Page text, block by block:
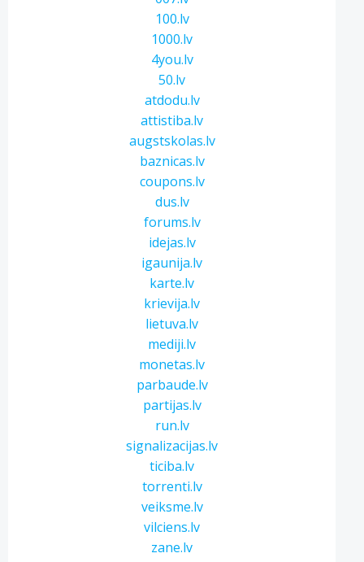
100.lv
1000.lv
4you.lv
50.lv
atdodu.lv
attistiba.lv
augstskolas.lv
baznicas.lv
coupons.lv
dus.lv
forums.lv
idejas.lv
igaunija.lv
karte.lv
krievija.lv
lietuva.lv
mediji.lv
monetas.lv
parbaude.lv
partijas.lv
run.lv
signalizacijas.lv
ticiba.lv
torrenti.lv
veiksme.lv
vilciens.lv
zane.lv